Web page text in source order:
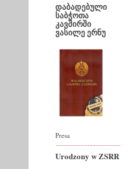
დაბადებული
საბჭოთა
კავშირში
ვასილე ერნუ
Presa
Urodzony w ZSRR